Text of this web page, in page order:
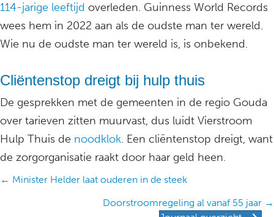
114-jarige leeftijd overleden. Guinness World Records
wees hem in 2022 aan als de oudste man ter wereld.
Wie nu de oudste man ter wereld is, is onbekend.
Cliëntenstop dreigt bij hulp thuis
De gesprekken met de gemeenten in de regio Gouda
over tarieven zitten muurvast, dus luidt Vierstroom
Hulp Thuis de noodklok. Een cliëntenstop dreigt, want
de zorgorganisatie raakt door haar geld heen.
Posts
← Minister Helder laat ouderen in de steek
Doorstroomregeling al vanaf 55 jaar →